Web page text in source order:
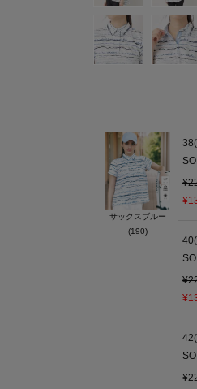
サックスブルー
(190)